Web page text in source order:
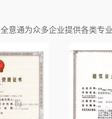
全意通为众多企业提供各类专